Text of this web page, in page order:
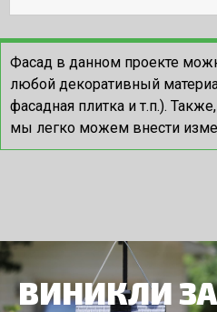
Фасад в данном проекте
любой декоративный
фасадная плитка и т.п.).
мы легко можем внести
ВИНИКЛИ